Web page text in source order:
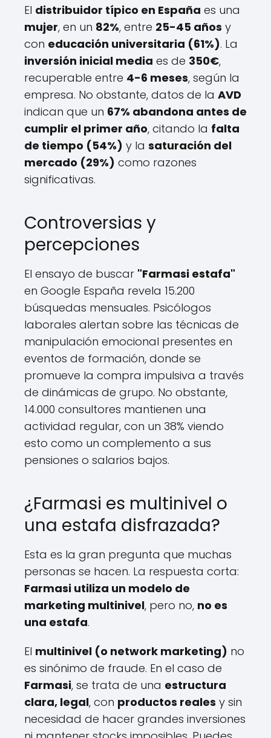
El distribuidor típico en España es una
mujer, en un 82%, entre 25-45 años y
con educación universitaria (61%). La
inversión inicial media es de 350€,
recuperable entre 4-6 meses, según la
empresa. No obstante, datos de la AVD
indican que un 67% abandona antes de
cumplir el primer año, citando la falta
de tiempo (54%) y la saturación del
mercado (29%) como razones
significativas.
Controversias y
percepciones
El ensayo de buscar "Farmasi estafa"
en Google España revela 15.200
búsquedas mensuales. Psicólogos
laborales alertan sobre las técnicas de
manipulación emocional presentes en
eventos de formación, donde se
promueve la compra impulsiva a través
de dinámicas de grupo. No obstante,
14.000 consultores mantienen una
actividad regular, con un 38% viendo
esto como un complemento a sus
pensiones o salarios bajos.
¿Farmasi es multinivel o
una estafa disfrazada?
Esta es la gran pregunta que muchas
personas se hacen. La respuesta corta:
Farmasi utiliza un modelo de
marketing multinivel, pero no, no es
una estafa.
El multinivel (o network marketing) no
es sinónimo de fraude. En el caso de
Farmasi, se trata de una estructura
clara, legal, con productos reales y sin
necesidad de hacer grandes inversiones